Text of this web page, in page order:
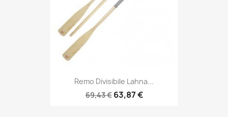
Remo Divisibile Lahna...
69,43 € 63,87 €